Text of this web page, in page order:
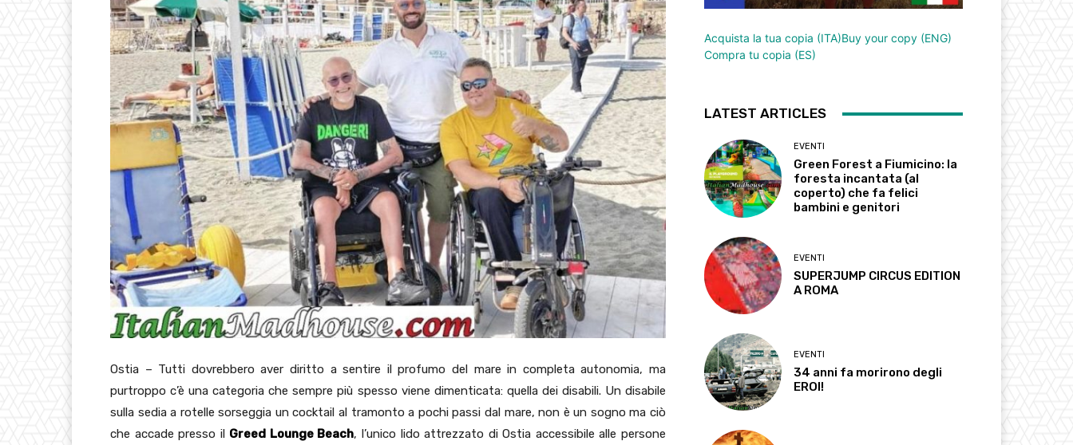
Ostia – Tutti dovrebbero aver diritto a sentire il profumo del mare in completa autonomia, ma
purtroppo c’è una categoria che sempre più spesso viene dimenticata: quella dei disabili. Un disabile
sulla sedia a rotelle sorseggia un cocktail al tramonto a pochi passi dal mare, non è un sogno ma ciò
che accade presso il Greed Lounge Beach, l’unico lido attrezzato di Ostia accessibile alle persone
Acquista la tua copia (ITA)Buy your copy (ENG)
Compra tu copia (ES)
LATEST ARTICLES
EVENTI
Green Forest a Fiumicino: la
foresta incantata (al
coperto) che fa felici
bambini e genitori
EVENTI
SUPERJUMP CIRCUS EDITION
A ROMA
EVENTI
34 anni fa morirono degli
EROI!